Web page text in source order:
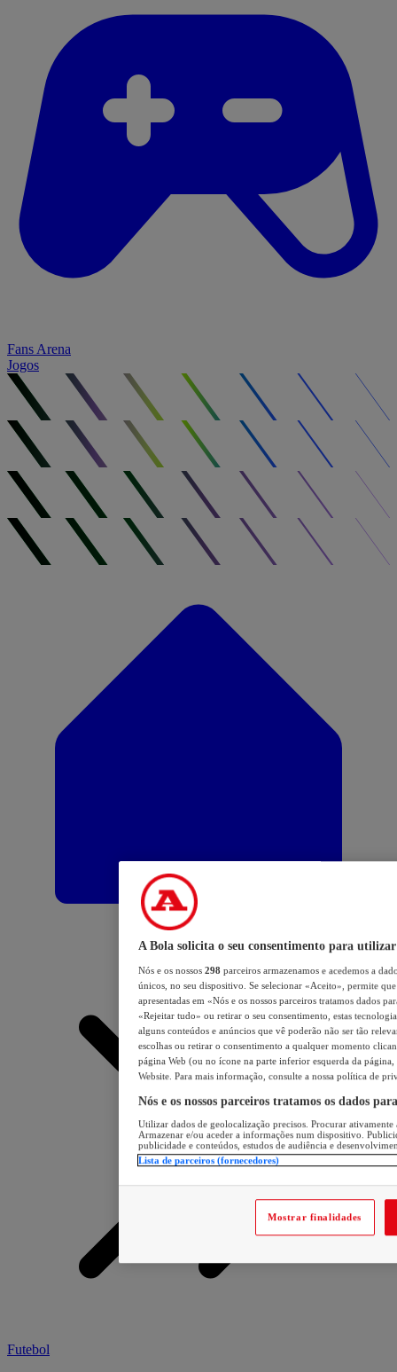
Fans Arena
Jogos
Futebol
A Bola solicita o seu consentimento para utilizar
Nós e os nossos 298 parceiros armazenamos e acedemos a
únicos, no seu dispositivo. Se selecionar «Aceito», permite
apresentadas em «Nós e os nossos parceiros tratamos dados
«Rejeitar tudo» ou retirar o seu consentimento, estas
alguns conteúdos e anúncios que vê poderão não ser tão
escolhas ou retirar o consentimento a qualquer momento
página Web (ou no ícone na parte inferior esquerda da página,
Website. Para mais informação, consulte a nossa política de
Nós e os nossos parceiros tratamos os dados
Utilizar dados de geolocalização precisos. Procurar
Armazenar e/ou aceder a informações num dispositivo.
publicidade e conteúdos, estudos de audiência e
Lista de parceiros (fornecedores)
Mostrar finalidades